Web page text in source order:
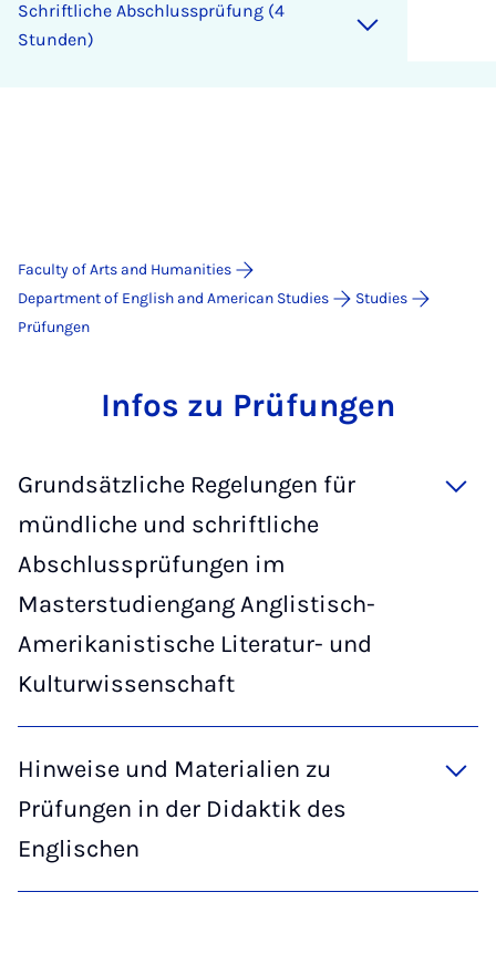
Schriftliche Abschlussprüfung (4
Stunden)
Faculty of Arts and Humanities
Department of English and American Studies
Studies
Prüfungen
In­fos zu Prü­fun­gen
Grundsätzliche Regelungen für
mündliche und schriftliche
Abschlussprüfungen im
Masterstudiengang Anglistisch-
Amerikanistische Literatur- und
Kulturwissenschaft
Hinweise und Materialien zu
Prüfungen in der Didaktik des
Englischen